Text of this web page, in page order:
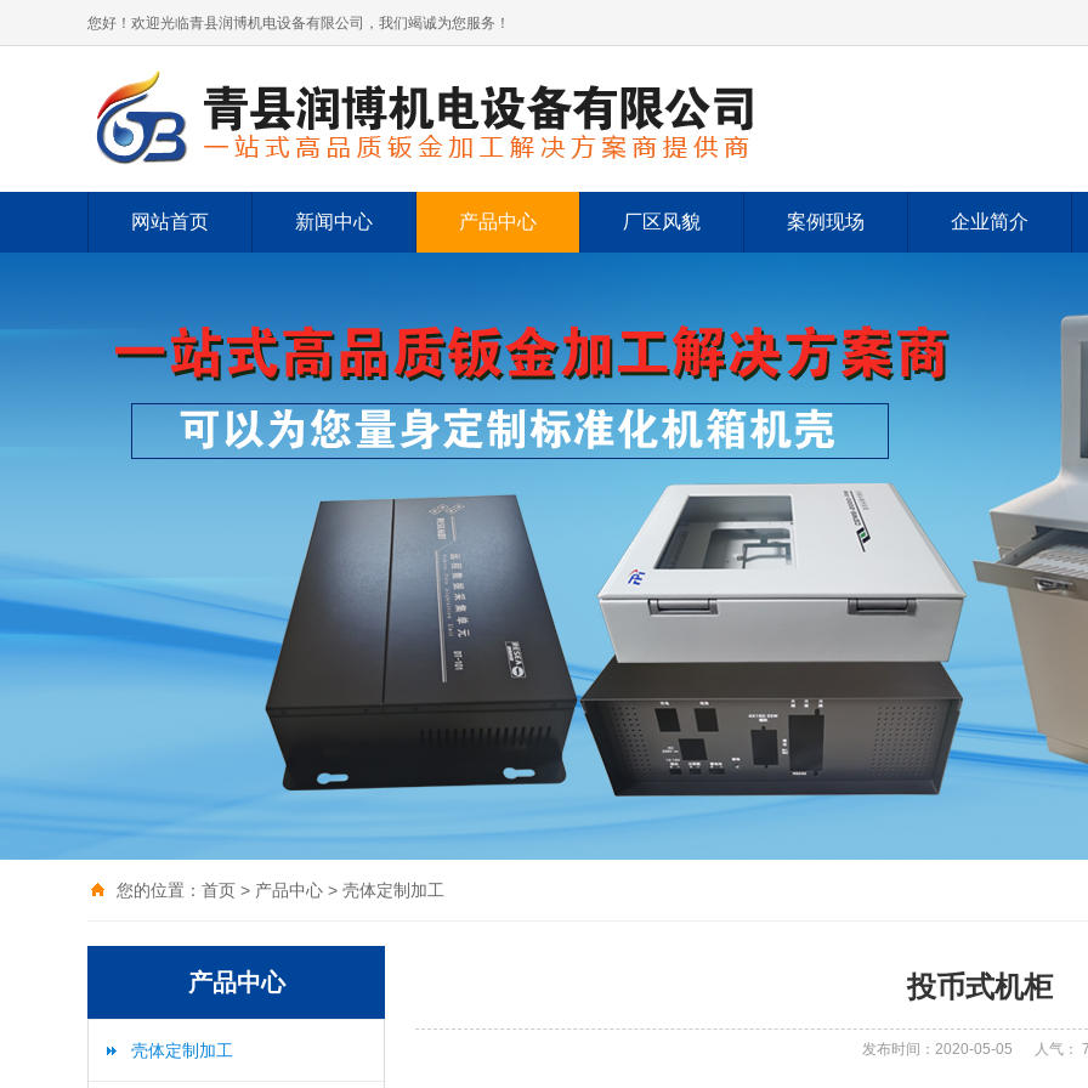
您好！欢迎光临青县润博机电设备有限公司，我们竭诚为您服务！
网站首页 新闻中心 产品中心 厂区风貌 案例现场 企业简介
您的位置： 首页 > 产品中心 > 壳体定制加工
产品中心
壳体定制加工
投币式机柜
发布时间：2020-05-05 人气：